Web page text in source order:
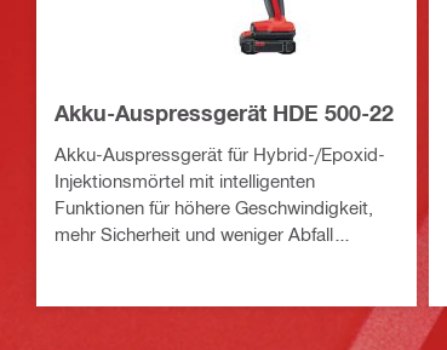
Akku-Auspressgerät HDE 500-22
Akku-Auspressgerät für Hybrid-/Epoxid-
Injektionsmörtel mit intelligenten
Funktionen für höhere Geschwindigkeit,
mehr Sicherheit und weniger Abfall